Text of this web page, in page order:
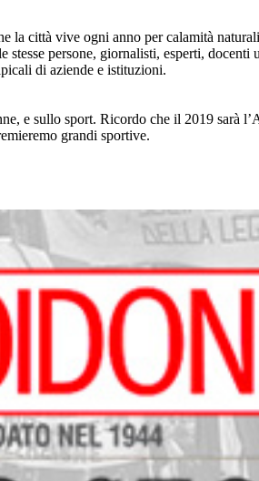
la città vive ogni anno per calamità
persone, giornalisti, esperti,
di aziende e istituzioni.
e sullo sport. Ricordo che il 2019 sarà
grandi sportive.